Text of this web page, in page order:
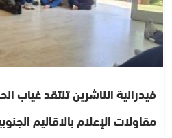
فيدرالية الناشرين تنتقد غياب
مقاولات الإعلام بالاقاليم